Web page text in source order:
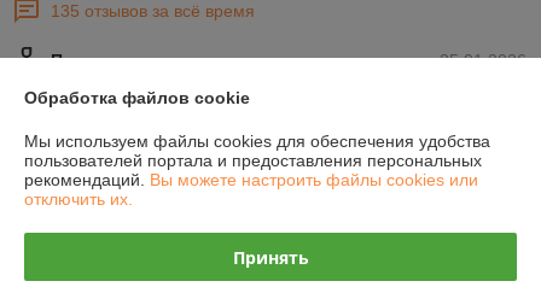
135 отзывов за всё время
25.01.2026
Покупатель
Отлично
Сделка подтверждена через корзину
Обработка файлов cookie
Мы используем файлы cookies для обеспечения удобства
пользователей портала и предоставления персональных
рекомендаций. Вы можете настроить файлы cookies или
отключить их.
Принять